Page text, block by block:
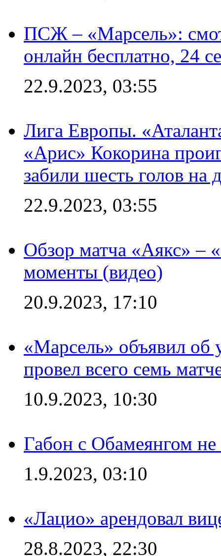
ПСЖ – «Марсель»:
онлайн бесплатно, 24
22.9.2023, 03:55
Лига Европы.
«Арис» Кокорина
забили шесть голов на
22.9.2023, 03:55
Обзор матча «Аякс» –
моменты (видео)
20.9.2023, 17:10
«Марсель» объявил об
провел всего семь
10.9.2023, 10:30
Габон с Обамеянгом
1.9.2023, 03:10
«Лацио» арендовал
28.8.2023, 22:30